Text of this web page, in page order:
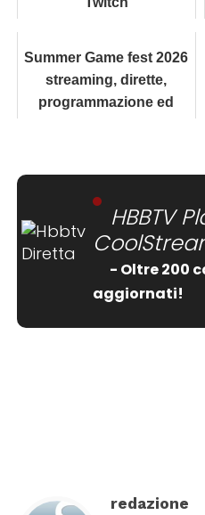
Summer Game fest 2026
streaming, dirette,
programmazione ed
HBBTV
- Oltre 200
aggiornati!
redazione